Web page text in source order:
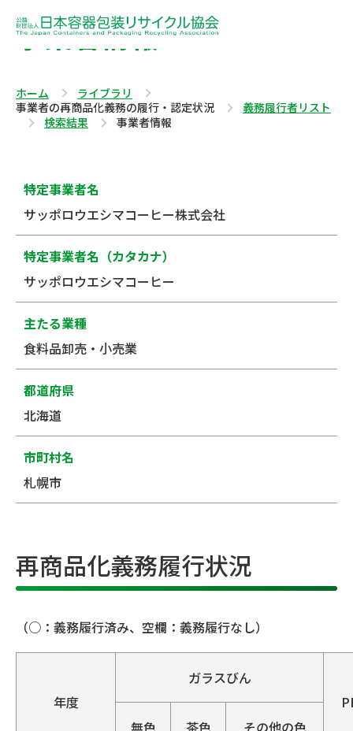
事業者情報
ホーム
ライブラリ
事業者の再商品化義務の履行・認定状況
義務履行者リスト
検索結果
事業者情報
特定事業者名
サッポロウエシマコーヒー株式会社
特定事業者名（カタカナ）
サッポロウエシマコーヒー
主たる業種
食料品卸売・小売業
都道府県
北海道
市町村名
札幌市
再商品化義務履行状況
（○：義務履行済み、空欄：義務履行なし）
年度
ガラスびん
無色
茶色 その他の色